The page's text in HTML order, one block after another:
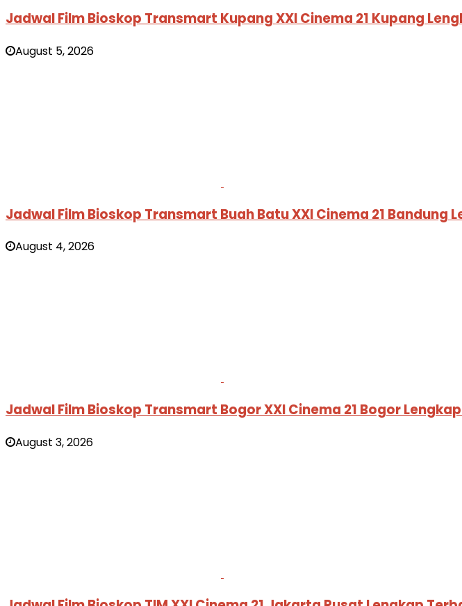
Jadwal Film Bioskop Transmart Kupang XXI Cinema 21 Kupang
August 5, 2026
Jadwal Film Bioskop Transmart Buah Batu XXI Cinema 21 Bandung
August 4, 2026
Jadwal Film Bioskop Transmart Bogor XXI Cinema 21 Bogor
August 3, 2026